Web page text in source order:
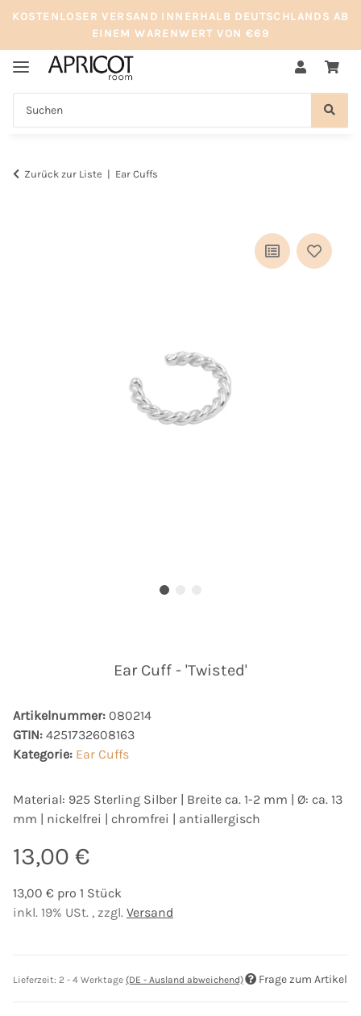
KOSTENLOSER VERSAND INNERHALB DEUTSCHLANDS AB
EINEM WARENWERT VON €69
Zurück zur Liste Ear Cuffs
Ear Cuff - 'Twisted'
Artikelnummer: 080214
GTIN: 4251732608163
Kategorie: Ear Cuffs
Material: 925 Sterling Silber | Breite ca. 1-2 mm | Ø: ca. 13
mm | nickelfrei | chromfrei | antiallergisch
13,00 €
13,00 € pro 1 Stück
inkl. 19% USt. , zzgl. Versand
Lieferzeit: 2 - 4 Werktage (DE - Ausland abweichend) Frage zum Artikel